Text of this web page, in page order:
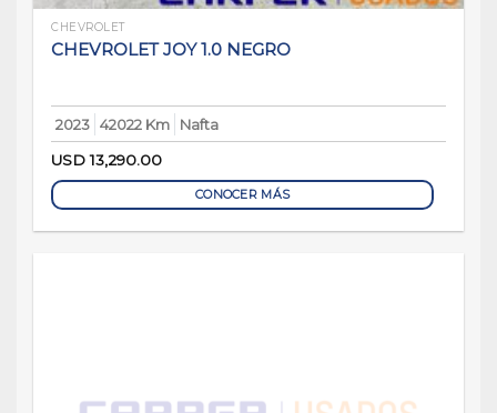
CHEVROLET
CHEVROLET JOY 1.0 NEGRO
2023 42022 Km
Nafta
USD13,290.00
CONOCER MÁS